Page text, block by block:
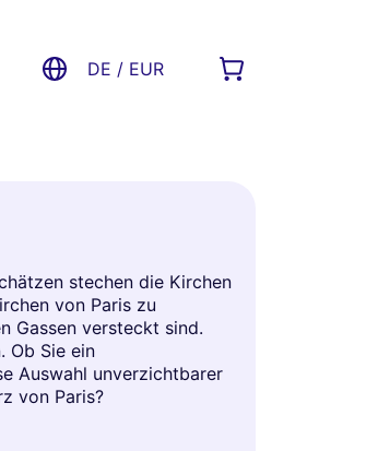
DE / EUR
stechen die Kirchen
von Paris zu
Gassen versteckt sind.
Ob Sie ein
Auswahl unverzichtbarer
von Paris?